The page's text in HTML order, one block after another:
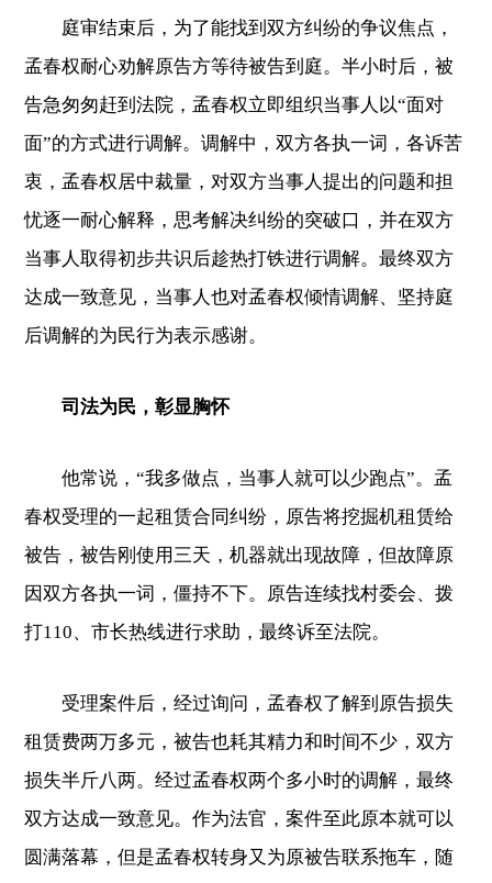
庭审结束后，为了能找到双方纠纷的争议焦点，
孟春权耐心劝解原告方等待被告到庭。半小时后，被
告急匆匆赶到法院，孟春权立即组织当事人以“面对
面”的方式进行调解。调解中，双方各执一词，各诉苦
衷，孟春权居中裁量，对双方当事人提出的问题和担
忧逐一耐心解释，思考解决纠纷的突破口，并在双方
当事人取得初步共识后趁热打铁进行调解。最终双方
达成一致意见，当事人也对孟春权倾情调解、坚持庭
后调解的为民行为表示感谢。
司法为民，彰显胸怀
他常说，“我多做点，当事人就可以少跑点”。孟
春权受理的一起租赁合同纠纷，原告将挖掘机租赁给
被告，被告刚使用三天，机器就出现故障，但故障原
因双方各执一词，僵持不下。原告连续找村委会、拨
打110、市长热线进行求助，最终诉至法院。
受理案件后，经过询问，孟春权了解到原告损失
租赁费两万多元，被告也耗其精力和时间不少，双方
损失半斤八两。经过孟春权两个多小时的调解，最终
双方达成一致意见。作为法官，案件至此原本就可以
圆满落幕，但是孟春权转身又为原被告联系拖车，随